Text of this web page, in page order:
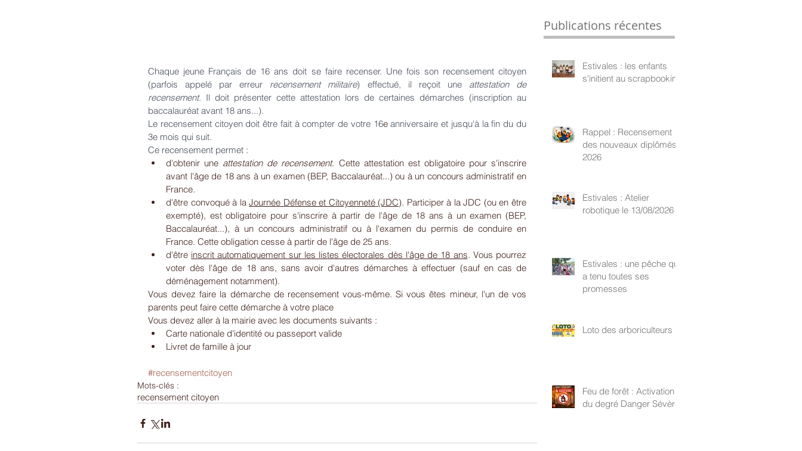
Chaque jeune Français de 16 ans doit se faire recenser. Une fois son recensement citoyen
(parfois appelé par erreur recensement militaire) effectué, il reçoit une attestation de
recensement. Il doit présenter cette attestation lors de certaines démarches (inscription au
baccalauréat avant 18 ans...).
Le recensement citoyen doit être fait à compter de votre 16e anniversaire et jusqu'à la fin du du
3e mois qui suit.
Ce recensement permet :
d'obtenir une attestation de recensement. Cette attestation est obligatoire pour s'inscrire
avant l'âge de 18 ans à un examen (BEP, Baccalauréat...) ou à un concours administratif en
France.
d'être convoqué à la Journée Défense et Citoyenneté (JDC). Participer à la JDC (ou en être
exempté), est obligatoire pour s'inscrire à partir de l'âge de 18 ans à un examen (BEP,
Baccalauréat...), à un concours administratif ou à l'examen du permis de conduire en
France. Cette obligation cesse à partir de l'âge de 25 ans.
d'être inscrit automatiquement sur les listes électorales dès l'âge de 18 ans. Vous pourrez
voter dès l'âge de 18 ans, sans avoir d'autres démarches à effectuer (sauf en cas de
déménagement notamment).
Vous devez faire la démarche de recensement vous-même. Si vous êtes mineur, l'un de vos
parents peut faire cette démarche à votre place
Vous devez aller à la mairie avec les documents suivants :
Carte nationale d'identité ou passeport valide
Livret de famille à jour
#recensementcitoyen
Mots-clés :
recensement citoyen
Publications récentes
Estivales : les enfants
s'initient au scrapbooking
Rappel : Recensement
des nouveaux diplômés
2026
Estivales : Atelier
robotique le 13/08/2026
Estivales : une pêche qui
a tenu toutes ses
promesses
Loto des arboriculteurs
Feu de forêt : Activation
du degré Danger Sévère